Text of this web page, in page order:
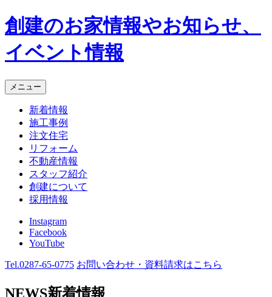
創建のお家情報やお知らせ、
イベント情報
メニュー
新着情報
施工事例
注文住宅
リフォーム
不動産情報
スタッフ紹介
創建について
採用情報
Instagram
Facebook
YouTube
Tel.0287-65-0775 お問い合わせ・資料請求はこちら
NEWS新着情報